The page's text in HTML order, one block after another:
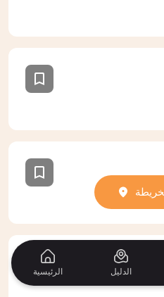
الرئيسية الدليل